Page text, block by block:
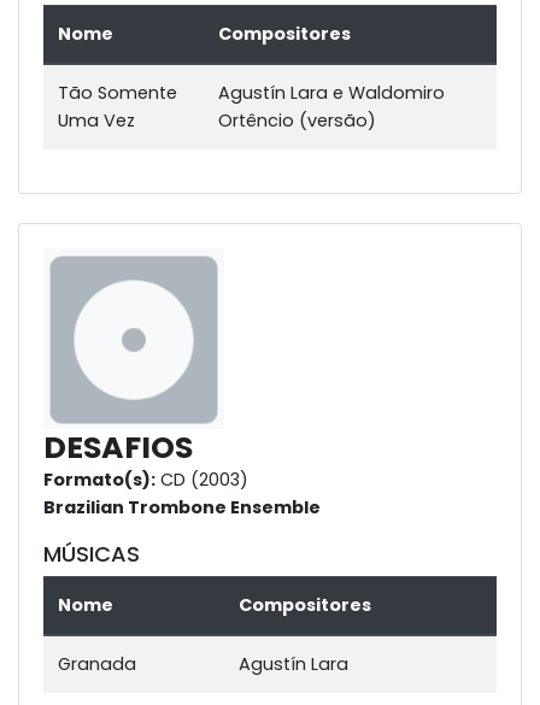
Nome Compositores
Tão Somente
Uma Vez
Agustín Lara e Waldomiro
Ortêncio (versão)
DESAFIOS
Formato(s): CD (2003)
Brazilian Trombone Ensemble
MÚSICAS
Nome Compositores
Granada Agustín Lara